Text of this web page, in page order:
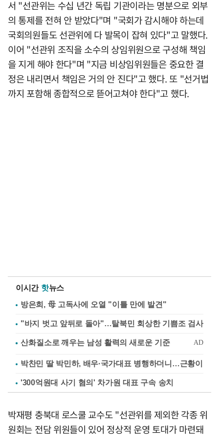
서 "선관위는 수십 년간 독립 기관이라는 명분으로 외부
의 통제를 전혀 안 받았다"며 "국회가 감시해야 하는데
국회의원들도 선관위에 다 발목이 잡혀 있다"고 말했다.
이어 "선관위 조직을 소수의 상임위원으로 구성해 책임
을 지게 해야 한다"며 "지금 비상임위원들은 중요한 결
정은 내리면서 책임은 거의 안 진다"고 했다. 또 "선거법
까지 포함해 종합적으로 뜯어고쳐야 한다"고 했다.
이시간 핫뉴스
방은희, 母 고독사에 오열 "이틀 만에 발견"
"바지 벗고 앞뒤로 돌아"…탈북민 회상한 기쁨조 검사
박찬민 딸 박민하, 배우·국가대표 병행하더니…근황이
'300억원대 사기 혐의' 차가원 대표 구속 송치
박재평 충북대 로스쿨 교수도 "선관위를 제외한 각종 위
원회는 전담 위원들이 있어 정상적 운영 토대가 마련돼